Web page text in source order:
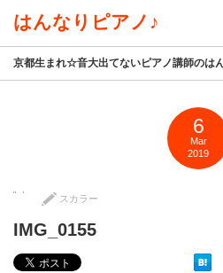
はんなりピアノ♪
京都生まれ☆音大出てないピアノ講師のは
6
Mar
2019
スカラー
IMG_0155